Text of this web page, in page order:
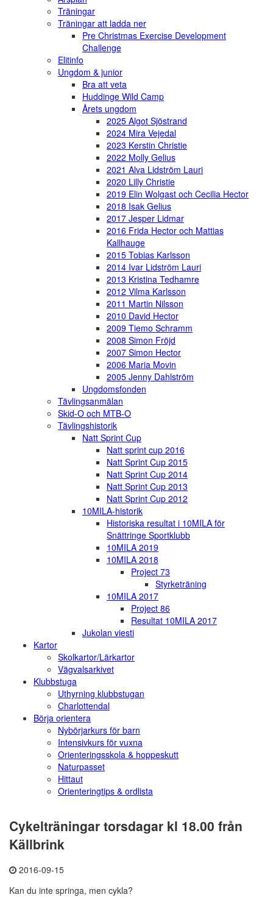
Träningar
Träningar att ladda ner
Pre Christmas Exercise Development
Challenge
Elitinfo
Ungdom & junior
Bra att veta
Huddinge Wild Camp
Årets ungdom
2025 Algot Sjöstrand
2024 Mira Vejedal
2023 Kerstin Christie
2022 Molly Gelius
2021 Alva Lidström Lauri
2020 Lilly Christie
2019 Elin Wolgast och Cecilia Hector
2018 Isak Gelius
2017 Jesper Lidmar
2016 Frida Hector och Mattias
Kallhauge
2015 Tobias Karlsson
2014 Ivar Lidström Lauri
2013 Kristina Tedhamre
2012 Vilma Karlsson
2011 Martin Nilsson
2010 David Hector
2009 Tiemo Schramm
2008 Simon Fröjd
2007 Simon Hector
2006 Maria Movin
2005 Jenny Dahlström
Ungdomsfonden
Tävlingsanmälan
Skid-O och MTB-O
Tävlingshistorik
Natt Sprint Cup
Natt sprint cup 2016
Natt Sprint Cup 2015
Natt Sprint Cup 2014
Natt Sprint Cup 2013
Natt Sprint Cup 2012
10MILA-historik
Historiska resultat i 10MILA för
Snättringe Sportklubb
10MILA 2019
10MILA 2018
Project 73
Styrketräning
10MILA 2017
Project 86
Resultat 10MILA 2017
Jukolan viesti
Kartor
Skolkartor/Lärkartor
Vägvalsarkivet
Klubbstuga
Uthyrning klubbstugan
Charlottendal
Börja orientera
Nybörjarkurs för barn
Intensivkurs för vuxna
Orienteringsskola & hoppeskutt
Naturpasset
Hittaut
Orienteringtips & ordlista
Cykelträningar torsdagar kl 18.00 från
Källbrink
2016-09-15
Kan du inte springa, men cykla?